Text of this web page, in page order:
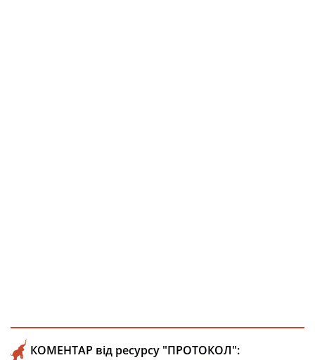
КОМЕНТАР від ресурсу "ПРОТОКОЛ":